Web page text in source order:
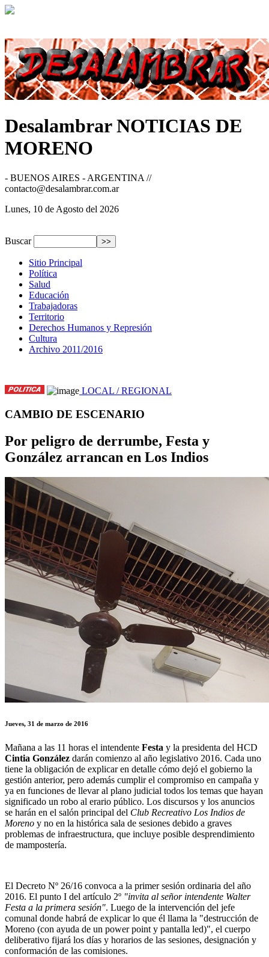
DesalambrarNOTICIAS DE
MORENO
- BUENOS AIRES - ARGENTINA //
contacto@desalambrar.com.ar
Lunes, 10 de Agosto del 2026
Buscar
Sitio Principal
Política
Salud
Educación
Trabajadoras
Territorio
Derechos Humanos y Represión
Cultura
Archivo 2011/2016
LOCAL / REGIONAL
CAMBIO DE ESCENARIO
Por peligro de derrumbe, Festa y
González arrancan en Los Indios
Jueves, 31 de marzo de 2016
Mañana a las 11 horas el intendente Festa y la presidenta del HCD
Cintia González darán comienzo al año legislativo 2016. Cada uno
tiene la obligación de explicar en detalle cómo dejó el gobierno la
gestión anterior, pero además cumplir el compromiso en campaña y
ya en funciones de llevar al plano judicial todos los temas que hayan
significado un robo al erario público. Los discursos y los anuncios
se harán en el salón principal del Club Recreativo Los Indios de
Moreno y no en la histórica sala de sesiones debido a graves
problemas de infraestructura, que incluye posible desprendimiento
de mampostería.
El Decreto Nº 26/16 convoca a la primer sesión ordinaria del año
2016. El punto I del artículo 2º "invita al señor intendente Walter
Festa a la primera sesión". Luego de la intervención del jefe
comunal donde habrá de explicar lo que él llama la "destrucción de
Moreno (con ayuda de un power point y pantalla led)", el cuerpo
deliberativo fijará los días y horarios de las sesiones, designación y
conformación de las comisiones.